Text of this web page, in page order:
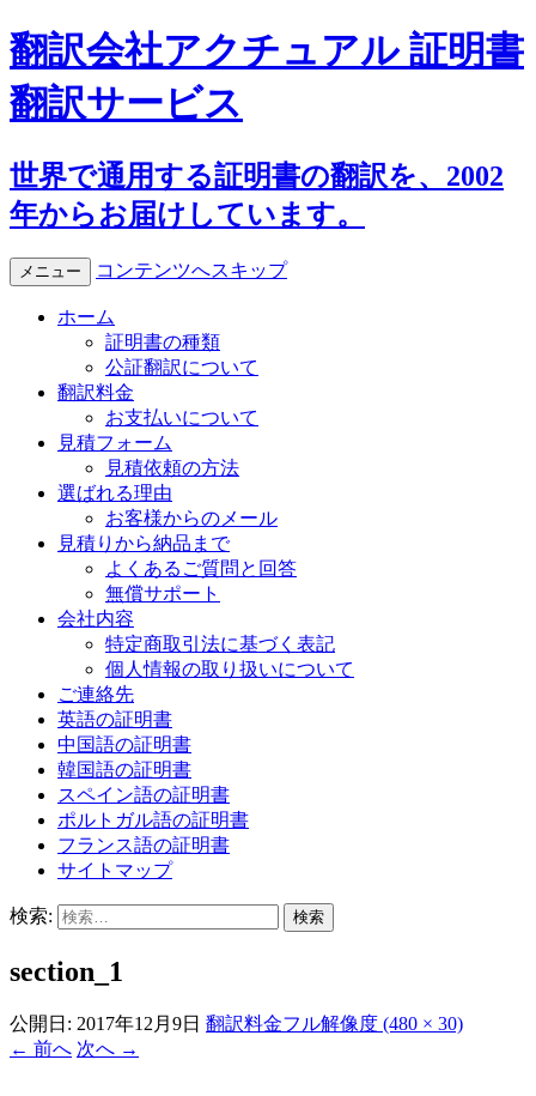
翻訳会社アクチュアル 証明書
翻訳サービス
世界で通用する証明書の翻訳を、2002
年からお届けしています。
メニュー コンテンツへスキップ
ホーム
証明書の種類
公証翻訳について
翻訳料金
お支払いについて
見積フォーム
見積依頼の方法
選ばれる理由
お客様からのメール
見積りから納品まで
よくあるご質問と回答
無償サポート
会社内容
特定商取引法に基づく表記
個人情報の取り扱いについて
ご連絡先
英語の証明書
中国語の証明書
韓国語の証明書
スペイン語の証明書
ポルトガル語の証明書
フランス語の証明書
サイトマップ
検索:
section_1
公開日: 2017年12月9日 翻訳料金フル解像度 (480 × 30)
← 前へ 次へ →